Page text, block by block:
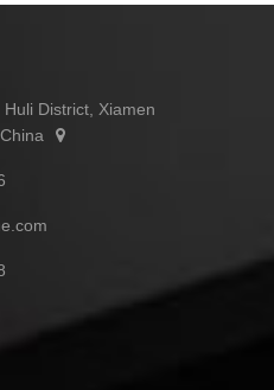
District, Xiamen